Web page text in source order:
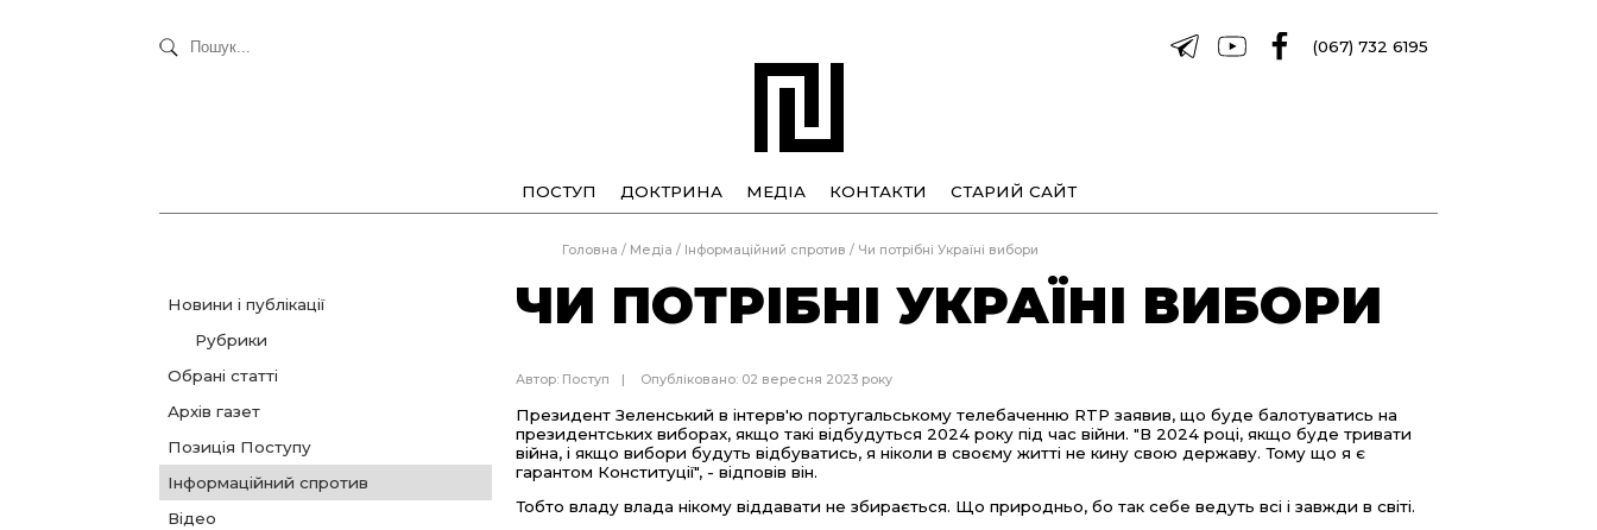
(067) 732 6195
ПОСТУП ДОКТРИНА МЕДІА КОНТАКТИ СТАРИЙ САЙТ
Головна / Медіа / Інформаційний спротив / Чи потрібні Україні вибори
Новини і публікації
Рубрики
Обрані статті
Архів газет
Позиція Поступу
Інформаційний спротив
Відео
ЧИ ПОТРІБНІ УКРАЇНІ ВИБОРИ
Автор: Поступ Опубліковано: 02 вересня 2023 року
Президент Зеленський в інтерв'ю португальському телебаченню RTP заявив, що буде балотуватись на
президентських виборах, якщо такі відбудуться 2024 року під час війни. "В 2024 році, якщо буде тривати
війна, і якщо вибори будуть відбуватись, я ніколи в своєму житті не кину свою державу. Тому що я є
гарантом Конституції", - відповів він.
Тобто владу влада нікому віддавати не збирається. Що природньо, бо так себе ведуть всі і завжди в світі.